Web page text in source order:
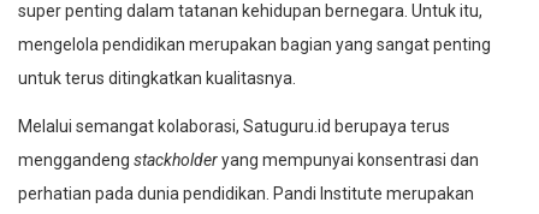
super penting dalam tatanan kehidupan bernegara. Untuk itu,
mengelola pendidikan merupakan bagian yang sangat penting
untuk terus ditingkatkan kualitasnya.
Melalui semangat kolaborasi, Satuguru.id berupaya terus
menggandeng stackholderyang mempunyai konsentrasi dan
perhatian pada dunia pendidikan. Pandi Institute merupakan